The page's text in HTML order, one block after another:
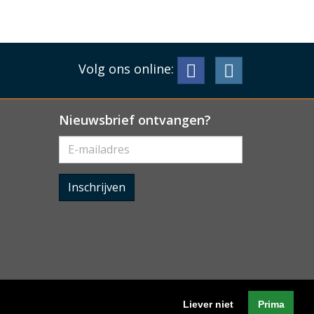
Liever niet Prima
Volg ons online:
Nieuwsbrief ontvangen?
Inschrijven
Privacyverklaring